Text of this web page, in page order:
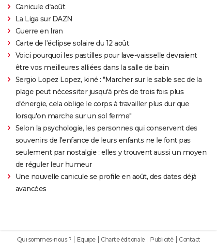
Canicule d'août
La Liga sur DAZN
Guerre en Iran
Carte de l'éclipse solaire du 12 août
Voici pourquoi les pastilles pour lave-vaisselle devraient
être vos meilleures alliées dans la salle de bain
Sergio Lopez Lopez, kiné : "Marcher sur le sable sec de la
plage peut nécessiter jusqu'à près de trois fois plus
d'énergie, cela oblige le corps à travailler plus dur que
lorsqu'on marche sur un sol ferme"
Selon la psychologie, les personnes qui conservent des
souvenirs de l'enfance de leurs enfants ne le font pas
seulement par nostalgie : elles y trouvent aussi un moyen
de réguler leur humeur
Une nouvelle canicule se profile en août, des dates déjà
avancées
Qui sommes-nous ? Equipe Charte éditoriale Publicité Contact